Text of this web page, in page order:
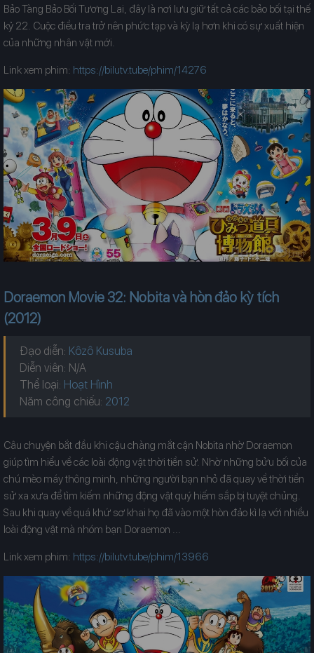
Bảo Tàng Bảo Bối Tương Lai, đây là nơi lưu giữ tất cả các bảo bối tại thế
kỷ 22. Cuộc điều tra trở nên phức tạp và kỳ lạ hơn khi có sự xuất hiện
của những nhân vật mới.
Link xem phim: https://bilutv.tube/phim/14276
Doraemon Movie 32: Nobita và hòn đảo kỳ tích
(2012)
Đạo diễn: Kôzô Kusuba
Diễn viên: N/A
Thể loại: Hoạt Hình
Năm công chiếu:
Câu chuyện bắt đầu khi cậu chàng mắt cận Nobita nhờ Doraemon
giúp tìm hiểu về các loài động vật thời tiền sử. Nhờ những bửu bối của
chú mèo máy thông minh, những người bạn nhỏ đã quay về thời tiền
sử xa xưa để tìm kiếm những động vật quý hiếm sắp bị tuyệt chủng.
Sau khi quay về quá khứ sơ khai họ đã vào một hòn đảo kì lạ với nhiều
loài động vật mà nhóm bạn Doraemon ...
Link xem phim: https://bilutv.tube/phim/13966